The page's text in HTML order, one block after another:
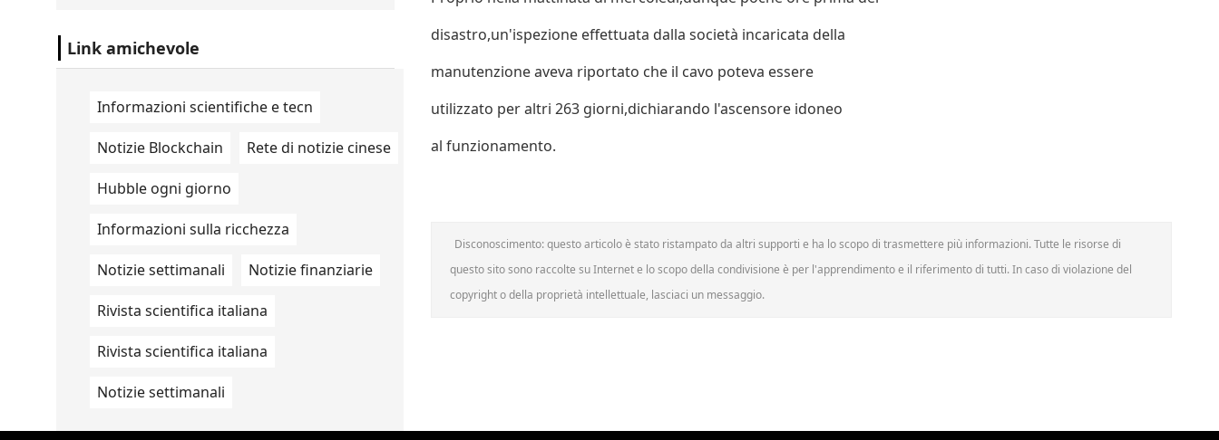
Link amichevole
Informazioni scientifiche e tecn
Notizie Blockchain Rete di notizie cinese
Hubble ogni giorno
Informazioni sulla ricchezza
Notizie settimanali Notizie finanziarie
Rivista scientifica italiana
Rivista scientifica italiana
Notizie settimanali
disastro,un'ispezione effettuata dalla società incaricata della
manutenzione aveva riportato che il cavo poteva essere
utilizzato per altri 263 giorni,dichiarando l'ascensore idoneo
al funzionamento.
Disconoscimento: questo articolo è stato ristampato da altri supporti e ha lo scopo di trasmettere più informazioni. Tutte le risorse di
questo sito sono raccolte su Internet e lo scopo della condivisione è per l'apprendimento e il riferimento di tutti. In caso di violazione del
copyright o della proprietà intellettuale, lasciaci un messaggio.